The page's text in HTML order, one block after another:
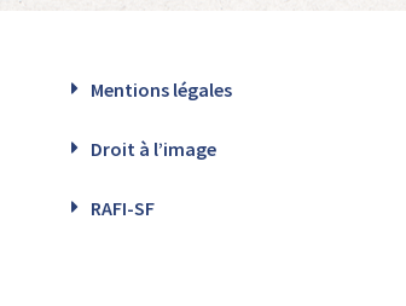
Mentions légales
Droit à l’image
RAFI-SF